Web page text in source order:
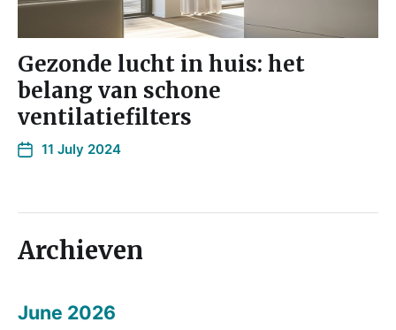
Gezonde lucht in huis: het
belang van schone
ventilatiefilters
11 July 2024
Archieven
June 2026